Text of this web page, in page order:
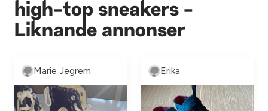
high-top sneakers -
Liknande annonser
Marie Jegrem Erika